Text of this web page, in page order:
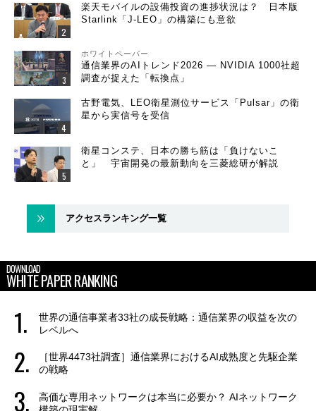
楽天モバイルの設備投資の進捗状況は？ 日本版
Starlink「J-LEO」の構築にも意欲
ホワイトペーパー
通信業界のAIトレンド2026 ― NVIDIA 1000社超
調査が捉えた「転換点」
古野電気、LEO衛星測位サービス「Pulsar」の衛
星から実信号を受信
衛星コンステ、日本の勝ち筋は「負けないこ
と」 宇宙開発の最新動向を三菱総研が解説
アクセスランキング一覧
DOWNLOAD
WHITE PAPER RANKING
世界の通信事業者33社の成長戦略：通信業界の収益を次の
レベルへ
［世界4473社調査］通信業界におけるAI成熟度と先駆企業
の戦略
高価な専用ネットワークは本当に必要か？ AIネットワーク